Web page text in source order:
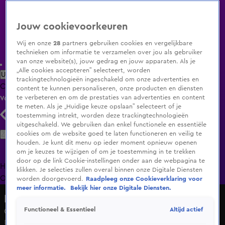
Uitzending Gemist Populaire programma's Zenders Genres
ClipsFilmsRadioSmart TV inlogShop
Volg KIJK
Zoeken
HomeUitzending Gemist Programma's De Bondgenoten
OranjezomerLivestreamsShop
Oplichter verzint nieuwe smoesjes na doorstart
Di 12 mei, 20:28
Jouw cookievoorkeuren
Wij en onze28 partners gebruiken cookies en vergelijkbare
technieken om informatie te verzamelen over jou als gebruiker
van onze website(s), jouw gedrag en jouw apparaten. Als je
„Alle cookies accepteren” selecteert, worden
trackingtechnologieën ingeschakeld om onze advertenties en
content te kunnen personaliseren, onze producten en diensten
te verbeteren en om de prestaties van advertenties en content
te meten. Als je „Huidige keuze opslaan” selecteert of je
toestemming intrekt, worden deze trackingtechnologieën
uitgeschakeld. We gebruiken dan enkel functionele en essentiële
cookies om de website goed te laten functioneren en veilig te
houden. Je kunt dit menu op ieder moment opnieuw openen
om je keuzes te wijzigen of om je toestemming in te trekken
door op de link Cookie-instellingen onder aan de webpagina te
klikken. Je selecties zullen overal binnen onze Digitale Diensten
worden doorgevoerd.
Raadpleeg onze Cookieverklaring voor
meer informatie.
Bekijk hier onze Digitale Diensten.
Functioneel & Essentieel Altijd actief